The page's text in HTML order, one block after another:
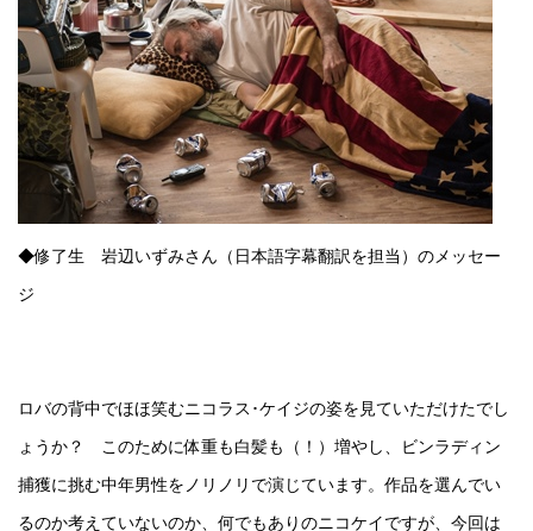
◆修了生 岩辺いずみさん（日本語字幕翻訳を担当）のメッセー
ジ
ロバの背中でほほ笑むニコラス･ケイジの姿を見ていただけたでし
ょうか？ このために体重も白髪も（！）増やし、ビンラディン
捕獲に挑む中年男性をノリノリで演じています。作品を選んでい
るのか考えていないのか、何でもありのニコケイですが、今回は